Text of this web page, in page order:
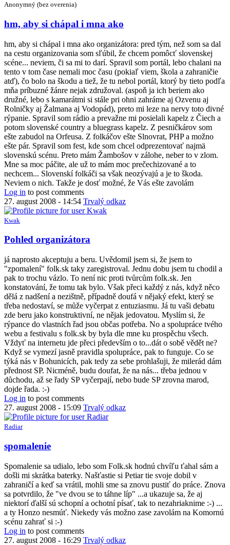
Anonymný (bez overenia)
In
reply
to
Hurá!
by
Kwak
hm, aby si chápal i mna ako
hm, aby si chápal i mna ako organizátora: pred tým, než som sa dal
na cestu organizovania som sľúbil, že chcem pomôcť slovenskej
scéne... neviem, či sa mi to darí. Spravil som portál, lebo chalani na
tento v tom čase nemali moc času (pokiaľ viem, škola a zahraničie
atď), čo bolo na škodu a tiež, že tu nebol portál, ktorý by tieto podľa
mňa príbuzné žánre nejak združoval. (aspoň ja ich beriem ako
družné, lebo s kamarátmi si stále pri ohni zahráme aj Ozvenu aj
Rolničky aj Žalmana aj Vodopád), preto mi leze na nervy toto divné
rýpanie. Spravil som rádio a prevažne mi posielali kapelz z Čiech a
potom slovenské country a bluegrass kapelz. Z pesničkárov som
ešte zabudol na Orfeusa. Z folkáčov ešte Slnovrat, PHP a možno
ešte pár. Spravil som fest, kde som chcel odprezentovať najmä
slovenskú scénu. Preto mám Žambošov v zálohe, neber to v zlom.
Mne sa moc páčite, ale už to mám moc prečechizované a to
nechcem... Slovenskí folkáči sa však neozývajú a je to škoda.
Neviem o nich. Takže je dosť možné, že Vás ešte zavolám
Log in to post comments
27. august 2008 - 14:54 Trvalý odkaz
Kwak
In
reply
to
hm,
aby
si
chápal
i
mna
ako
by
Anonymný
(bez
overenia)
Pohled organizátora
já naprosto akceptuju a beru. Uvědomil jsem si, že jsem to
"zpomalení" folk.sk taky zaregistroval. Jednu dobu jsem tu chodil a
pak to trochu vázlo. To není nic proti tvůrcům folk.sk. Jen
konstatování, že tomu tak bylo. Však přeci každý z nás, když něco
dělá z nadšení a nezištně, případně doufá v nějaký efekt, který se
třeba nedostaví, se může vyčerpat z entuziasmu. Já tu vaši debatu
zde beru jako konstruktivní, ne nějak jedovatou. Myslím si, že
rýpance do vlastních řad jsou občas potřeba. No a spolupráce tvého
webu a festivalu s folk.sk by byla dle mne ku prospěchu všech.
Vždyť na internetu jde přeci především o to...dát o sobě vědět ne?
Když se vymezí jasně pravidla spolupráce, pak to funguje. Co se
týká nás v Bohunicích, pak tedy za sebe prohlašuji, že milerád dám
přednost SP. Nicméně, budu doufat, že na nás... třeba jednou v
důchodu, až se řady SP vyčerpají, nebo bude SP zrovna marod,
dojde řada. :-)
Log in to post comments
27. august 2008 - 15:09 Trvalý odkaz
Radiar
In
reply
to
Pohled
organizátora
by
Kwak
spomalenie
Spomalenie sa udialo, lebo som Folk.sk hodnú chvíľu ťahal sám a
došli mi skrátka baterky. Našťastie si Petiar tie svoje dobil v
zahraničí a keď sa vrátil, mohli sme sa znovu pustiť do práce. Znova
sa potvrdilo, že "ve dvou se to táhne líp" ...a ukazuje sa, že aj
niektorí ďalší sú schopní a ochotní písať, tak to nezahriaknime :-) ...
a ty Honzo nesmúť. Niekedy vás možno zase zavolám na Komornú
scénu zahrať si :-)
Log in to post comments
27. august 2008 - 16:29 Trvalý odkaz